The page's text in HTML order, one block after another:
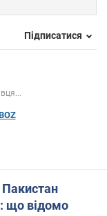
Підписатися
Пакистан
що відомо